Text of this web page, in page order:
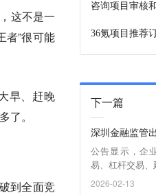
这不是一
者”很可能
早、赶晚
了。
到全面竞
咨询项目审核
36氪项目推荐
下一篇
深圳金融监管
公告显示，企
易、杠杆交易
2026-02-13